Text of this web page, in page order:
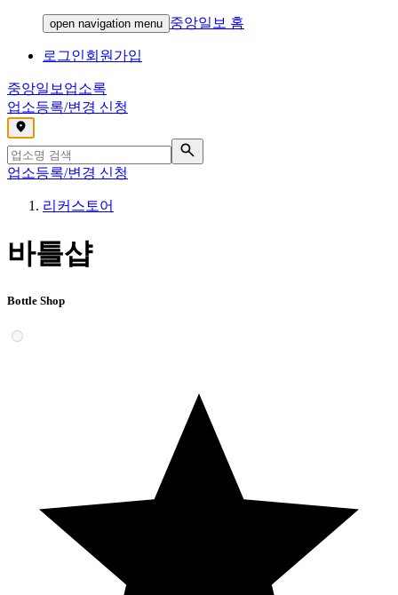
open navigation menu 중앙일보 홈
로그인회원가입
중앙일보 업소록
업소등록/변경 신청
,
업소등록/변경 신청
리커스토어
바틀샵
Bottle Shop